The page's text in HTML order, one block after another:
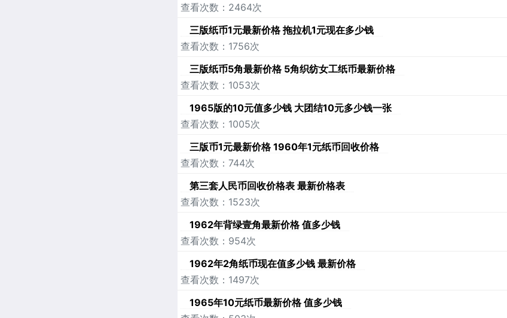
查看次数：2464次
三版纸币1元最新价格 拖拉机1元现在多少钱
查看次数：1756次
三版纸币5角最新价格 5角织纺女工纸币最新价格
查看次数：1053次
1965版的10元值多少钱 大团结10元多少钱一张
查看次数：1005次
三版币1元最新价格 1960年1元纸币回收价格
查看次数：744次
第三套人民币回收价格表 最新价格表
查看次数：1523次
1962年背绿壹角最新价格 值多少钱
查看次数：954次
1962年2角纸币现在值多少钱 最新价格
查看次数：1497次
1965年10元纸币最新价格 值多少钱